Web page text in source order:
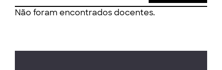
Não foram encontrados docentes.